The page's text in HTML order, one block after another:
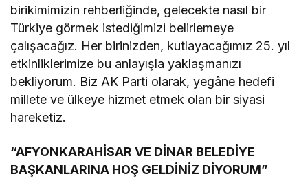
birikimimizin rehberliğinde, gelecekte nasıl bir
Türkiye görmek istediğimizi belirlemeye
çalışacağız. Her birinizden, kutlayacağımız 25. yıl
etkinliklerimize bu anlayışla yaklaşmanızı
bekliyorum. Biz AK Parti olarak, yegâne hedefi
millete ve ülkeye hizmet etmek olan bir siyasi
hareketiz.
“AFYONKARAHİSAR VE DİNAR BELEDİYE
BAŞKANLARINA HOŞ GELDİNİZ DİYORUM”